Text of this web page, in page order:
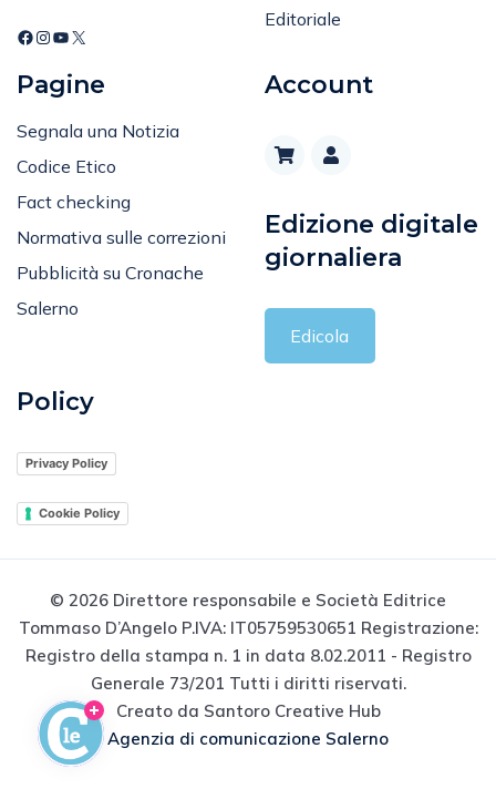
Editoriale
Pagine
Segnala una Notizia
Codice Etico
Fact checking
Normativa sulle correzioni
Pubblicità su Cronache
Salerno
Account
Edizione digitale
giornaliera
Edicola
Policy
Privacy Policy
Cookie Policy
© 2026 Direttore responsabile e Società Editrice
Tommaso D’Angelo P.IVA: IT05759530651 Registrazione:
Registro della stampa n. 1 in data 8.02.2011 - Registro
Generale 73/201 Tutti i diritti riservati.
Creato da Santoro Creative Hub
Agenzia di comunicazione Salerno